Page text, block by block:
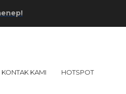
KONTAK KAMI HOTSPOT